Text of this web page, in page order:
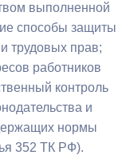
выполненной
способы защиты
трудовых прав;
работников
контроль
и
нормы
352 ТК РФ).